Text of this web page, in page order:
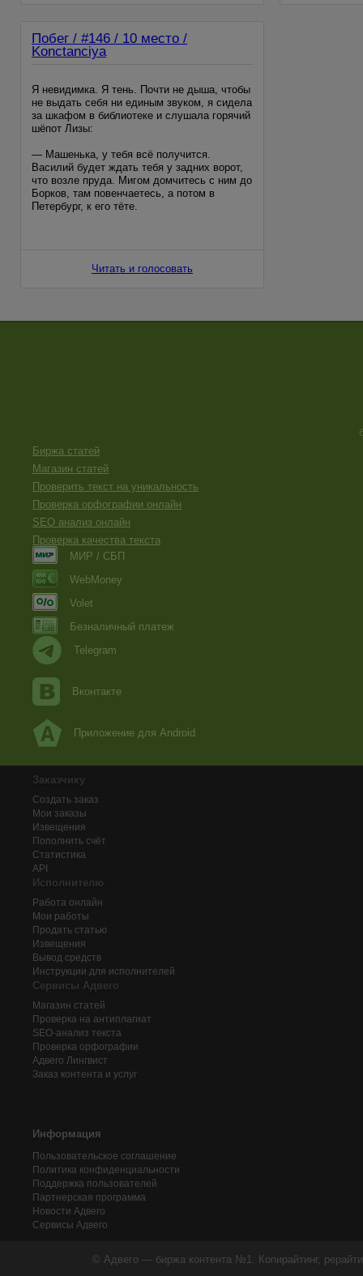
Побег / #146 / 10 место /
Konctanciya
Я невидимка. Я тень. Почти не дыша, чтобы
не выдать себя ни единым звуком, я сидела
за шкафом в библиотеке и слушала горячий
шёпот Лизы:
— Машенька, у тебя всё получится.
Василий будет ждать тебя у задних ворот,
что возле пруда. Мигом домчитесь с ним до
Борков, там повенчаетесь, а потом в
Петербург, к его тёте.
Читать и голосовать
Биржа статей
Магазин статей
Проверить текст на уникальность
Проверка орфографии онлайн
SEO анализ онлайн
Проверка качества текста
МИР / СБП
WebMoney
Volet
Безналичный платеж
Telegram
Вконтакте
Приложение для Android
Заказчику
Создать заказ
Мои заказы
Извещения
Пополнить счёт
Статистика
API
Исполнителю
Работа онлайн
Мои работы
Продать статью
Извещения
Вывод средств
Инструкции для исполнителей
Сервисы Адвего
Магазин статей
Проверка на антиплагиат
SEO-анализ текста
Проверка орфографии
Адвего Лингвист
Заказ контента и услуг
Информация
Пользовательское соглашение
Политика конфиденциальности
Поддержка пользователей
Партнерская программа
Новости Адвего
Сервисы Адвего
© Адвего — биржа контента №1. Копирайтинг,